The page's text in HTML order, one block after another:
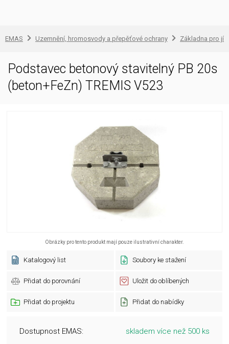
EMAS Uzemnění, hromosvody a přepěťové ochrany Základna pro
Podstavec betonový stavitelný PB 20s
(beton+FeZn) TREMIS V523
Obrázky pro tento produkt mají pouze ilustrativní charakter.
Katalogový list Soubory ke stažení
Přidat do porovnání Uložit do oblíbených
Přidat do projektu Přidat do nabídky
Dostupnost EMAS: skladem více než 500 ks